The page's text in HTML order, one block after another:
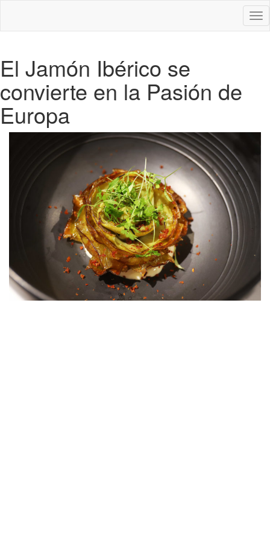
El Jamón Ibérico se
convierte en la Pasión de
Europa